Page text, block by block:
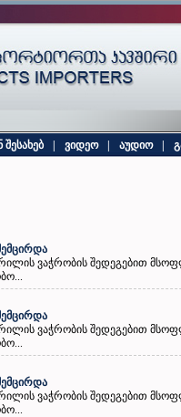
შესახებ ვიდეო აუდიო
ვაჭრობის შედეგებით
ვაჭრობის შედეგებით
ვაჭრობის შედეგებით